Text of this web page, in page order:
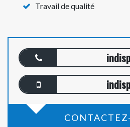
Travail de qualité